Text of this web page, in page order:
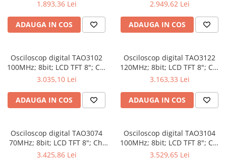
1.893,36 Lei
ADAUGA IN COS
2.949,62 Lei
ADAUGA IN COS
Osciloscop digital TAO3102
100MHz; 8bit; LCD TFT 8"; Ch:
2; 1Gsps; 40Mpts pentru a
3.035,10 Lei
ADAUGA IN COS
Osciloscop digital TAO3122
120MHz; 8bit; LCD TFT 8"; Ch:
2; 1Gsps; 40Mpts ce include
3.163,33 Lei
ADAUGA IN COS
Osciloscop digital TAO3074
70MHz; 8bit; LCD TFT 8"; Ch:
4; 1Gsps; 40Mpts compatibil
3.425,86 Lei
Osciloscop digital TAO3104
100MHz; 8bit; LCD TFT 8"; Ch:
4; 1Gsps; 40Mpts inclus in
3.529,65 Lei